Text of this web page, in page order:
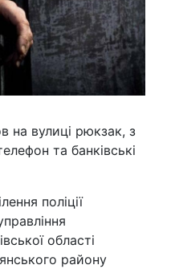
на вулиці рюкзак, з
та банківські
поліції
області
району